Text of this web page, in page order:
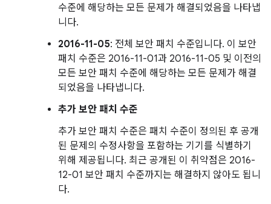
수준에 해당하는 모든 문제가 해결되었음을 나타냅
니다.
2016-11-05: 전체 보안 패치 수준입니다. 이 보안
패치 수준은 2016-11-01과 2016-11-05 및 이전의
모든 보안 패치 수준에 해당하는 모든 문제가 해결
되었음을 나타냅니다.
추가 보안 패치 수준
추가 보안 패치 수준은 패치 수준이 정의된 후 공개
된 문제의 수정사항을 포함하는 기기를 식별하기
위해 제공됩니다. 최근 공개된 이 취약점은 2016-
12-01 보안 패치 수준까지는 해결하지 않아도 됩니
다.